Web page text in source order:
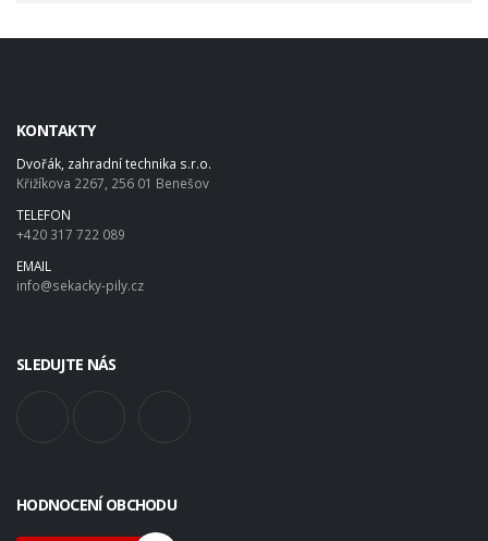
KONTAKTY
Dvořák, zahradní technika s.r.o.
Křižíkova 2267, 256 01 Benešov
TELEFON
+420 317 722 089
EMAIL
info@sekacky-pily.cz
SLEDUJTE NÁS
HODNOCENÍ OBCHODU